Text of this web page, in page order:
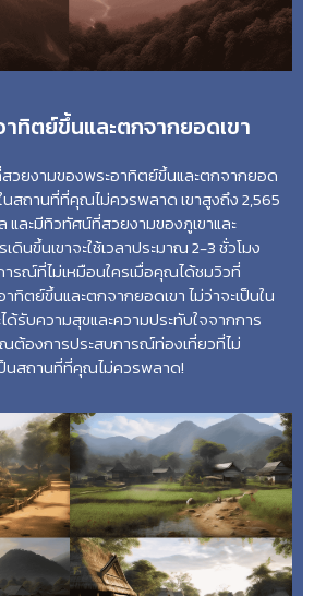
าทิตย์ขึ้นและตกจากยอดเขา
ยงามของพระอาทิตย์ขึ้นและตกจากยอด
นสถานที่ที่คุณไม่ควรพลาด เขาสูงถึง 2,565
และมีทิวทัศน์ที่สวยงามของภูเขาและ
ดินขึ้นเขาจะใช้เวลาประมาณ 2-3 ชั่วโมง
รณ์ที่ไม่เหมือนใครเมื่อคุณได้ชมวิวที่
ตย์ขึ้นและตกจากยอดเขา ไม่ว่าจะเป็นใน
ด้รับความสุขและความประทับใจจากการ
ต้องการประสบการณ์ท่องเที่ยวที่ไม่
นสถานที่ที่คุณไม่ควรพลาด!